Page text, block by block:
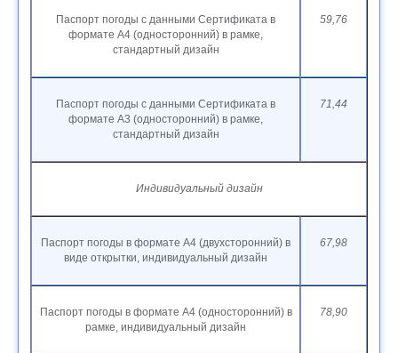
Паспорт погоды с данными Сертификата в
формате А4 (односторонний) в рамке,
стандартный дизайн
59,76
Паспорт погоды с данными Сертификата в
формате А3 (односторонний) в рамке,
стандартный дизайн
71,44
Индивидуальный дизайн
Паспорт погоды в формате А4 (двухсторонний) в
виде открытки, индивидуальный дизайн
67,98
Паспорт погоды в формате А4 (односторонний) в
рамке, индивидуальный дизайн
78,90